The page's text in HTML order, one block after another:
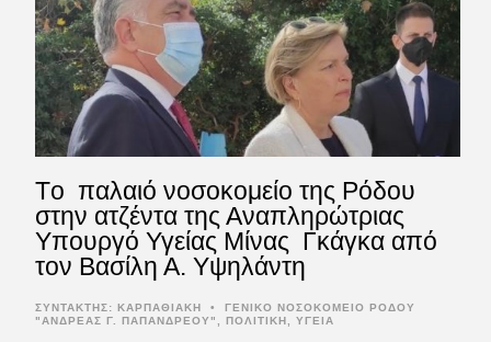
Tο παλαιό νοσοκομείο της Ρόδου
στην ατζέντα της Αναπληρώτριας
Υπουργό Υγείας Μίνας Γκάγκα από
τον Βασίλη Α. Υψηλάντη
ΣΥΝΤΆΚΤΗΣ: ΚΑΡΠΑΘΙΑΚΗ •
ΓΕΝΙΚΟ ΝΟΣΟΚΟΜΕΙΟ ΡΟΔΟΥ
"ΑΝΔΡΕΑΣ Γ. ΠΑΠΑΝΔΡΕΟΥ"
ΠΟΛΙΤΙΚΗ ΥΓΕΙΑ